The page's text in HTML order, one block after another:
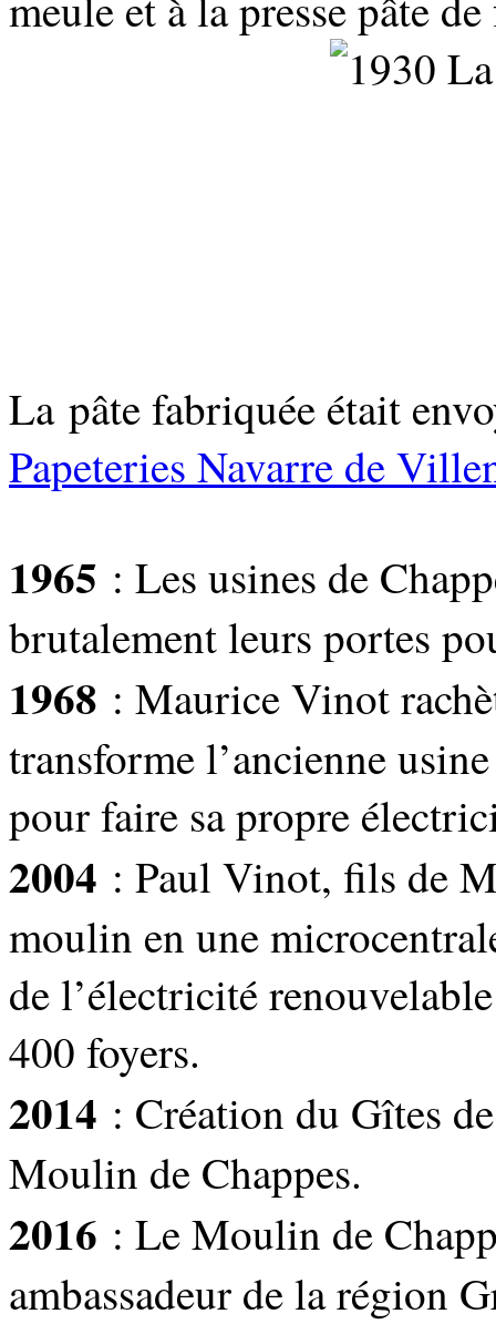
La pâte fabriquée était
Papeteries Navarre de
1965 : Les usines de
brutalement leurs portes
1968 : Maurice Vinot
transforme l’ancienne
pour faire sa propre
2004 : Paul Vinot, fils de
moulin en une
de l’électricité
400 foyers.
2014 : Création du Gîtes
Moulin de Chappes.
2016 : Le Moulin de
ambassadeur de la région